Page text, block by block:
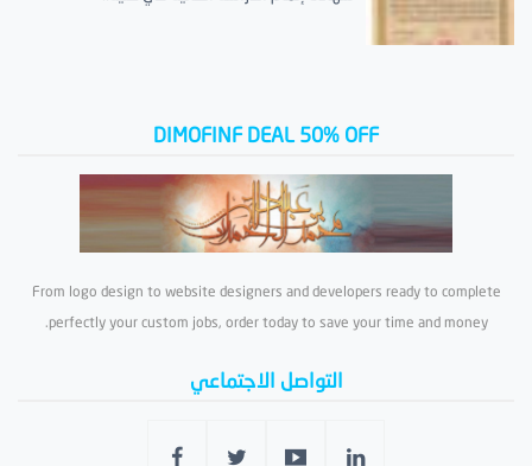
DIMOFINF DEAL 50% OFF
From logo design to website designers and developers ready to complete
perfectly your custom jobs, order today to save your time and money.
التواصل الاجتماعي